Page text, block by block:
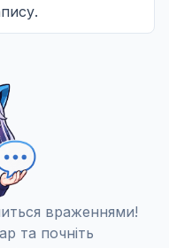
враженнями!
та почніть